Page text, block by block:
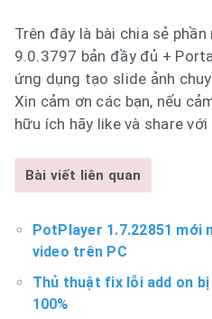
Trên đây là bài chia sẻ
9.0.3797 bản đầy đủ +
ứng dụng tạo slide ảnh
Xin cảm ơn các bạn, nếu
hữu ích hãy like và share
Bài viết liên quan
PotPlayer 1.7.22851 mới
video trên PC
Thủ thuật fix lỗi add on
100%